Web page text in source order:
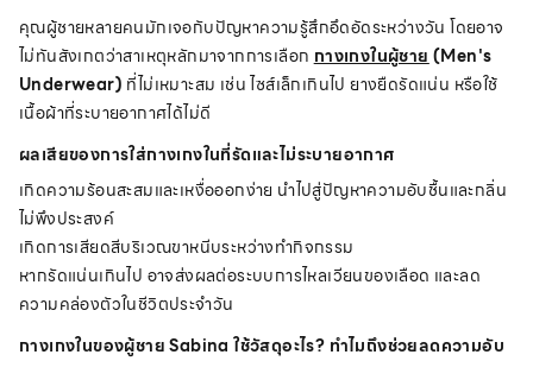
คุณผู้ชายหลายคนมักเจอกับปัญหาความรู้สึกอึดอัดระหว่างวัน โดยอาจ
ไม่ทันสังเกตว่าสาเหตุหลักมาจากการเลือก กางเกงในผู้ชาย (Men's
Underwear) ที่ไม่เหมาะสม เช่น ไซส์เล็กเกินไป ยางยืดรัดแน่น หรือใช้
เนื้อผ้าที่ระบายอากาศได้ไม่ดี
ผลเสียของการใส่กางเกงในที่รัดและไม่ระบายอากาศ
เกิดความร้อนสะสมและเหงื่อออกง่าย นำไปสู่ปัญหาความอับชื้นและกลิ่น
ไม่พึงประสงค์
เกิดการเสียดสีบริเวณขาหนีบระหว่างทำกิจกรรม
หากรัดแน่นเกินไป อาจส่งผลต่อระบบการไหลเวียนของเลือด และลด
ความคล่องตัวในชีวิตประจำวัน
กางเกงในของผู้ชาย Sabina ใช้วัสดุอะไร? ทำไมถึงช่วยลดความอับ